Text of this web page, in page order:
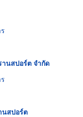
นสปอร์ต จำกัด
นสปอร์ต